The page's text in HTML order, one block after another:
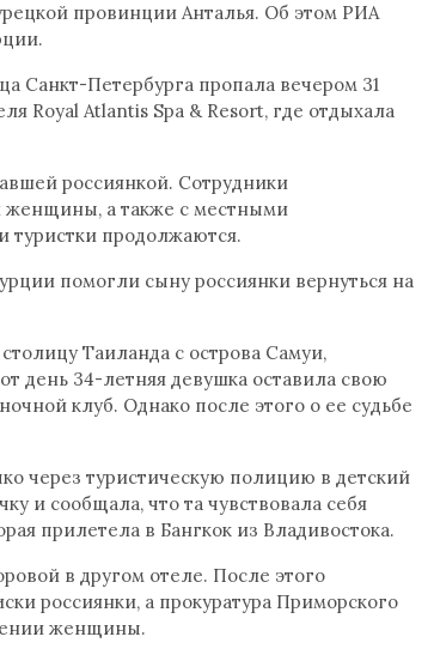
провинции Анталья. Об этом РИА
Санкт-Петербурга пропала вечером 31
Royal Atlantis Spa & Resort, где отдыхала
россиянкой. Сотрудники
женщины, а также с местными
туристки продолжаются.
помогли сыну россиянки вернуться на
Таиланда с острова Самуи,
день 34-летняя девушка оставила свою
клуб. Однако после этого о ее судьбе
через туристическую полицию в детский
и сообщала, что та чувствовала себя
прилетела в Бангкок из Владивостока.
в другом отеле. После этого
россиянки, а прокуратура Приморского
женщины.